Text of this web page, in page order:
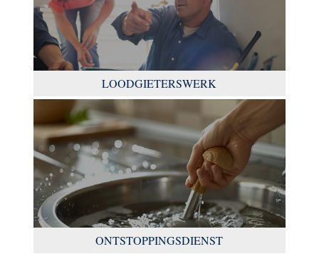
LOODGIETERSWERK
ONTSTOPPINGSDIENST